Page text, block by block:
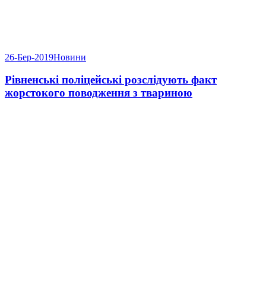
26-Бер-2019Новини
Рівненські поліцейські розслідують факт
жорстокого поводження з твариною